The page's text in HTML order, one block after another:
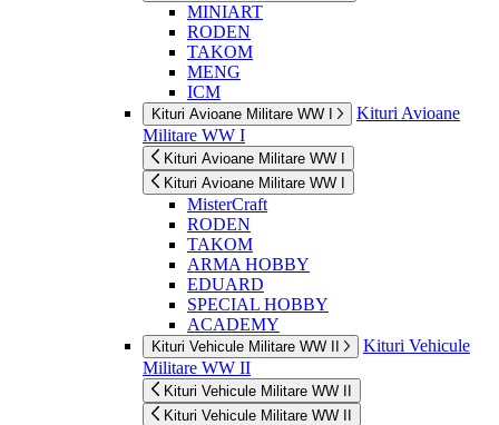
MINIART
RODEN
TAKOM
MENG
ICM
Kituri Avioane Militare WW I
Kituri Avioane
Militare WW I
Kituri Avioane Militare WW I
Kituri Avioane Militare WW I
MisterCraft
RODEN
TAKOM
ARMA HOBBY
EDUARD
SPECIAL HOBBY
ACADEMY
Kituri Vehicule Militare WW II
Kituri Vehicule
Militare WW II
Kituri Vehicule Militare WW II
Kituri Vehicule Militare WW II